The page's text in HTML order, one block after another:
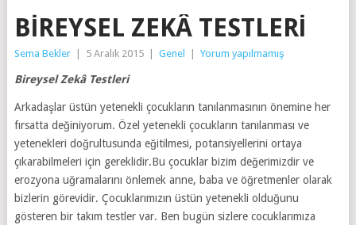
BIREYSEL ZEKÂ TESTLERI
Sema Bekler 5 Aralık 2015 Genel Yorum yapılmamış
Bireysel Zekâ Testleri
Arkadaşlar üstün yetenekli çocukların tanılanmasının önemine her
fırsatta değiniyorum. Özel yetenekli çocukların tanılanması ve
yetenekleri doğrultusunda eğitilmesi, potansiyellerini ortaya
çıkarabilmeleri için gereklidir.Bu çocuklar bizim değerimizdir ve
erozyona uğramalarını önlemek anne, baba ve öğretmenler olarak
bizlerin görevidir. Çocuklarımızın üstün yetenekli olduğunu
gösteren bir takım testler var. Ben bugün sizlere cocuklarımıza